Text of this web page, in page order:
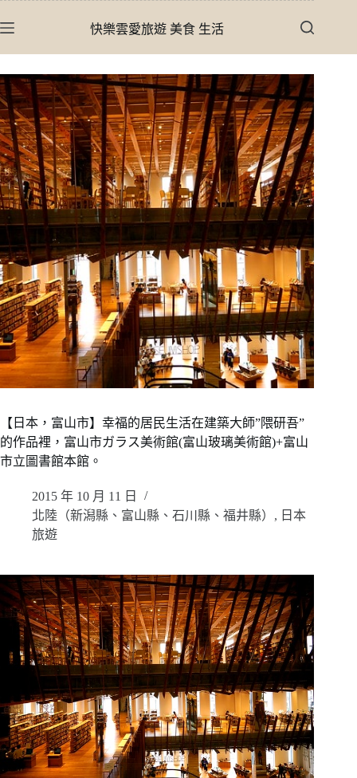
至
內
容
快樂雲愛旅遊 美食 生活
【日本，富山市】幸福的居民生活在建築大師”隈研吾”
的作品裡，富山市ガラス美術館(富山玻璃美術館)+富山
市立圖書館本館。
2015 年 10 月 11 日
北陸（新潟縣、富山縣、石川縣、福井縣） , 日本
旅遊